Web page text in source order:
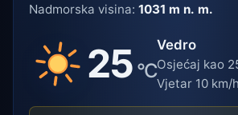
Nadmorska visina:1031 m n. m.
25 °C
Vedro
Osjećaj kao
Vjetar 10 km/h